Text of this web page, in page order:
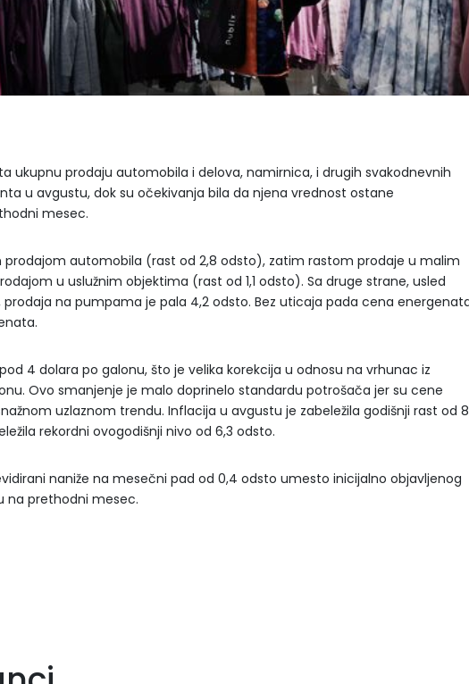
ukupnu prodaju automobila i delova, namirnica, i drugih svakodnevnih
u avgustu, dok su očekivanja bila da njena vrednost ostane
mesec.
prodajom automobila (rast od 2,8 odsto), zatim rastom prodaje u malim
u uslužnim objektima (rast od 1,1 odsto). Sa druge strane, usled
na pumpama je pala 4,2 odsto. Bez uticaja pada cena
4 dolara po galonu, što je velika korekcija u odnosu na vrhunac iz
Ovo smanjenje je malo doprinelo standardu potrošača jer su cene
uzlaznom trendu. Inflacija u avgustu je zabeležila godišnji rast od
rekordni ovogodišnji nivo od 6,3 odsto.
naniže na mesečni pad od 0,4 odsto umesto inicijalno objavljenog
na prethodni mesec.